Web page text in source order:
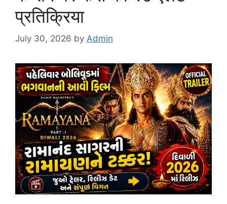
प्रतिक्रिया
July 30, 2026 by Admin